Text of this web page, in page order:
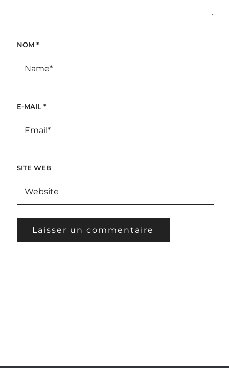
NOM *
E-MAIL *
SITE WEB